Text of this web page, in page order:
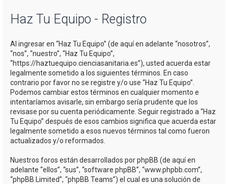
Haz Tu Equipo - Registro
Al ingresar en “Haz Tu Equipo” (de aquí en adelante “nosotros”,
“nos”, “nuestro”, “Haz Tu Equipo”,
“https://haztuequipo.cienciasanitaria.es”), usted acuerda estar
legalmente sometido a los siguientes términos. En caso
contrario por favor no se registre y/o use “Haz Tu Equipo”.
Podemos cambiar estos términos en cualquier momento e
intentaríamos avisarle, sin embargo sería prudente que los
revisase por su cuenta periódicamente. Seguir registrado a “Haz
Tu Equipo” después de esos cambios significa que acuerda estar
legalmente sometido a esos nuevos términos tal como fueron
actualizados y/o reformados.
Nuestros foros están desarrollados por phpBB (de aquí en
adelante “ellos”, “sus”, “software phpBB”, “www.phpbb.com”,
“phpBB Limited”, “phpBB Teams”) el cual es una solución de